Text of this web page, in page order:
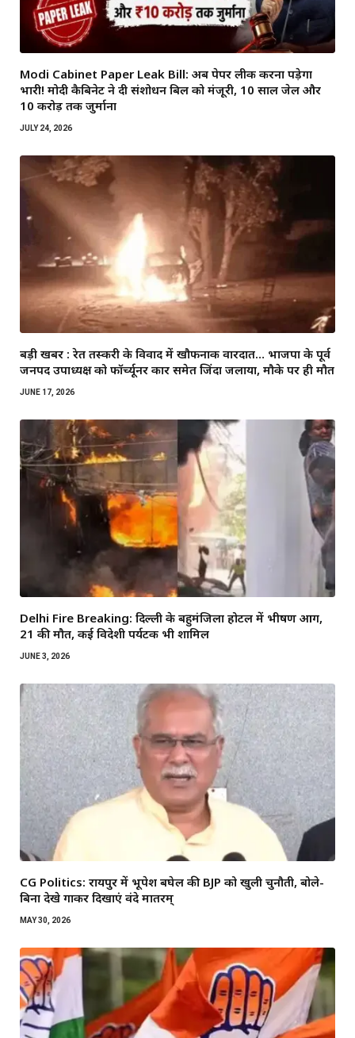
Modi Cabinet Paper Leak Bill: अब पेपर लीक करना पड़ेगा
भारी! मोदी कैबिनेट ने दी संशोधन बिल को मंजूरी, 10 साल जेल और
₹10 करोड़ तक जुर्माना
JULY 24, 2026
बड़ी खबर : रेत तस्करी के विवाद में खौफनाक वारदात… भाजपा के पूर्व
जनपद उपाध्यक्ष को फॉर्च्यूनर कार समेत जिंदा जलाया, मौके पर ही मौत
JUNE 17, 2026
Delhi Fire Breaking: दिल्ली के बहुमंजिला होटल में भीषण आग,
21 की मौत, कई विदेशी पर्यटक भी शामिल
JUNE 3, 2026
CG Politics: रायपुर में भूपेश बघेल की BJP को खुली चुनौती, बोले-
बिना देखे गाकर दिखाएं वंदे मातरम्
MAY 30, 2026